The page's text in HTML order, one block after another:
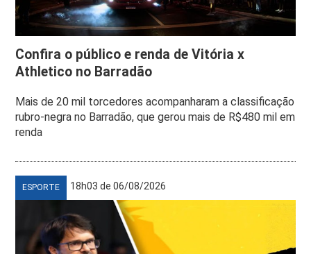
Confira o público e renda de Vitória x
Athletico no Barradão
Mais de 20 mil torcedores acompanharam a classificação
rubro-negra no Barradão, que gerou mais de R$480 mil em
renda
ESPORTE 18h03 de 06/08/2026